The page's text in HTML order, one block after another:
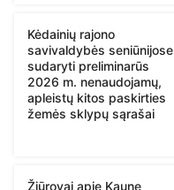
Kėdainių rajono
savivaldybės seniūnijose
sudaryti preliminarūs
2026 m. nenaudojamų,
apleistų kitos paskirties
žemės sklypų sąrašai
Žiūrovai apie Kaune